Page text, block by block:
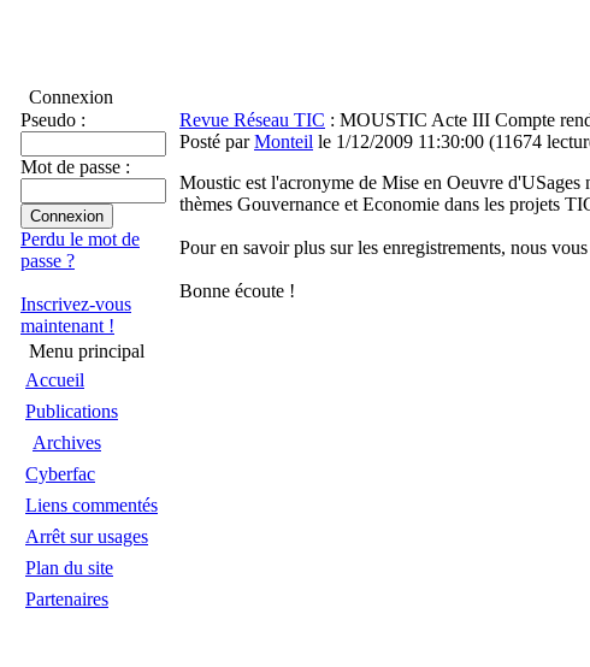
Connexion
Pseudo :
Mot de passe :
Perdu le mot de
passe ?
Inscrivez-vous
maintenant !
Menu principal
Accueil
Publications
Archives
Cyberfac
Liens commentés
Arrêt sur usages
Plan du site
Partenaires
Revue Réseau TIC : MOUSTIC Acte III Compte
Posté parMonteil le 1/12/2009 11:30:00 (11674
Moustic est l'acronyme de Mise en Oeuvre
thèmes Gouvernance et Economie dans les projets
Pour en savoir plus sur les enregistrements, nous
Bonne écoute !